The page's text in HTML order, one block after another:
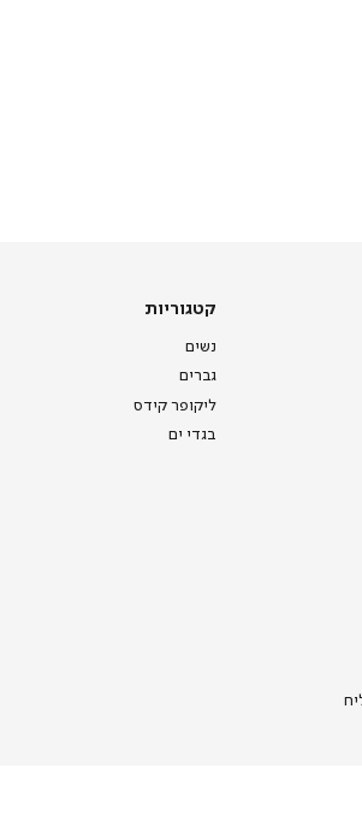
קטגוריות
קטגוריות
נשים
גברים
ליקופר קידס
בגדי ים